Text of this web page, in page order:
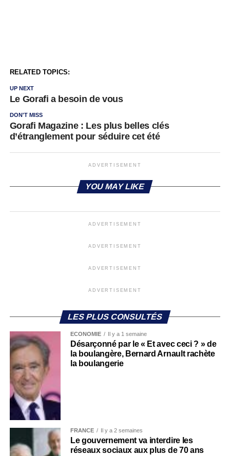
RELATED TOPICS:
UP NEXT
Le Gorafi a besoin de vous
DON'T MISS
Gorafi Magazine : Les plus belles clés
d’étranglement pour séduire cet été
ADVERTISEMENT
YOU MAY LIKE
ADVERTISEMENT
ADVERTISEMENT
ADVERTISEMENT
ADVERTISEMENT
LES PLUS CONSULTÉS
ECONOMIE Il y a 1 semaine
Désarçonné par le « Et avec ceci ? » de
la boulangère, Bernard Arnault rachète
la boulangerie
FRANCE Il y a 2 semaines
Le gouvernement va interdire les
réseaux sociaux aux plus de 70 ans